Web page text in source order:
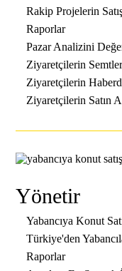
Rakip Projelerin
Raporlar
Pazar Analizini
Ziyaretçilerin
Ziyaretçilerin
Ziyaretçilerin Satın
Yönetir
Yabancıya Konut
Türkiye'den
Raporlar